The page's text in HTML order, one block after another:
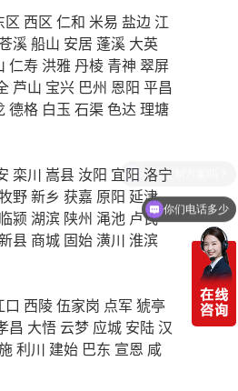
区 西区 仁和 米易 盐边 江
溪船山 安居 蓬溪 大英
仁寿 洪雅丹棱 青神 翠屏
芦山 宝兴 巴州 恩阳 平昌
德格 白玉 石渠色达 理塘
栾川 嵩县 汝阳 宜阳 洛宁
野新乡 获嘉 原阳 延津
临颍 湖滨 陕州 渑池 卢氏
县 商城 固始潢川 淮滨
口 西陵伍家岗 点军 猇亭
昌 大悟 云梦 应城 安陆汉
利川 建始 巴东 宣恩 咸
你们电话多少